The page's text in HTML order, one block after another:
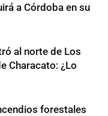
a Córdoba en su
al norte de Los
Characato: ¿Lo
forestales